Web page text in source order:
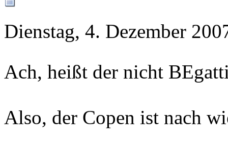
Dienstag, 4. Dezember
Ach, heißt der nicht
Also, der Copen ist nach